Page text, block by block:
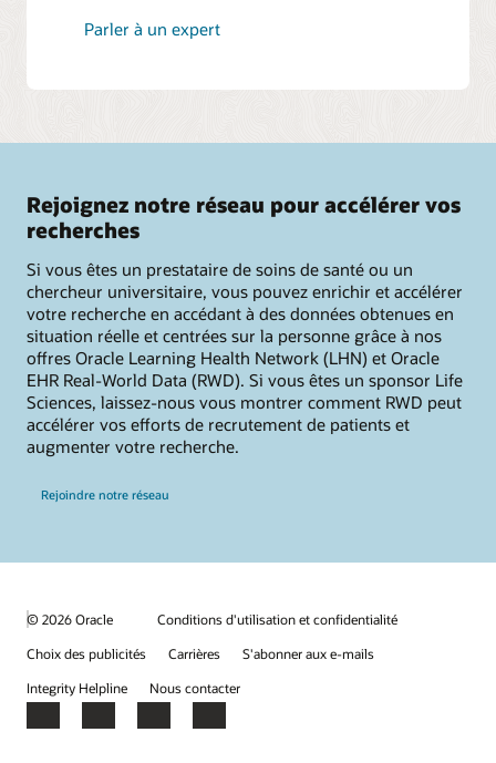
Parler à un expert
Rejoignez notre réseau pour accélérer vos
recherches
Si vous êtes un prestataire de soins de santé ou un
chercheur universitaire, vous pouvez enrichir et accélérer
votre recherche en accédant à des données obtenues en
situation réelle et centrées sur la personne grâce à nos
offres Oracle Learning Health Network (LHN) et Oracle
EHR Real-World Data (RWD). Si vous êtes un sponsor Life
Sciences, laissez-nous vous montrer comment RWD peut
accélérer vos efforts de recrutement de patients et
augmenter votre recherche.
Rejoindre notre réseau
© 2026 Oracle
Conditions d'utilisation et confidentialité
Choix des publicités
Carrières
S'abonner aux e-mails
Integrity Helpline
Nous contacter
Facebook
X LinkedInYouTube